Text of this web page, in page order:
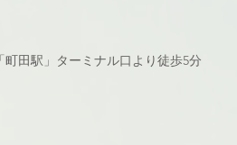
町田駅」ターミナル口より徒歩5分